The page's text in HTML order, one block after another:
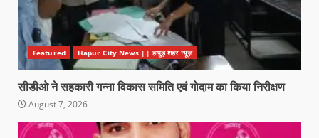
Featured Hapur City News || हापुड़ शहर न्यूज़
सीडीओ ने सहकारी गन्ना विकास समिति एवं गोदाम का किया निरीक्षण
August 7, 2026